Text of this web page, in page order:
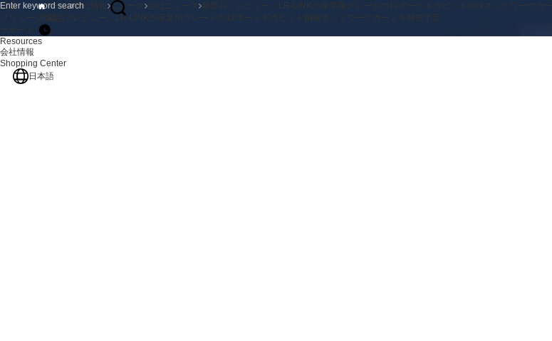
製品
ソリューション
サポート
Resources
会社情報
Shopping Center
日本語
ホーム 会社情報 ニュース 会社ニュース
新製品プレビュー：LR-LINKが産業用グレードの12ポートギガビット銅線ネットワークカー
新製品プレビュー：LR-LINKが産業用グレードの12ポートギガビット銅線ネットワークカードを発売予定